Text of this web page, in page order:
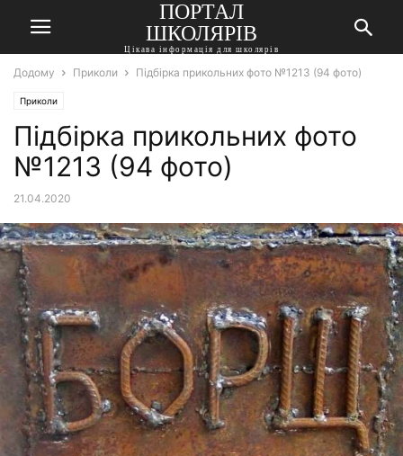
ПОРТАЛ
ШКОЛЯРІВ
Цікава інформація для школярів
Додому Приколи Підбірка прикольних фото №1213 (94 фото)
Приколи
Підбірка прикольних фото
№1213 (94 фото)
21.04.2020